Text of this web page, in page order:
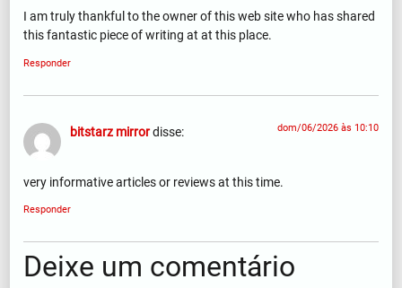
I am truly thankful to the owner of this web site who has shared
this fantastic piece of writing at at this place.
Responder
bitstarz mirrordisse: dom/06/2026 às 10:10
very informative articles or reviews at this time.
Responder
Deixe um comentário